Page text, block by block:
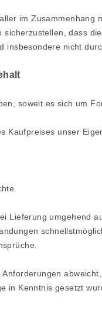
im
dass
nicht
soweit es sich um
Kaufpreises unser
Lieferung umgehend
in Kenntnis gesetzt